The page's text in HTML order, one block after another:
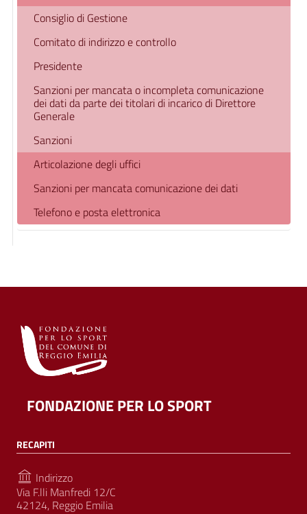
Consiglio di Gestione
Comitato di indirizzo e controllo
Presidente
Sanzioni per mancata o incompleta comunicazione
dei dati da parte dei titolari di incarico di Direttore
Generale
Sanzioni
Articolazione degli uffici
Sanzioni per mancata comunicazione dei dati
Telefono e posta elettronica
FONDAZIONE PER LO SPORT
RECAPITI
Indirizzo
Via F.lli Manfredi 12/C
42124, Reggio Emilia